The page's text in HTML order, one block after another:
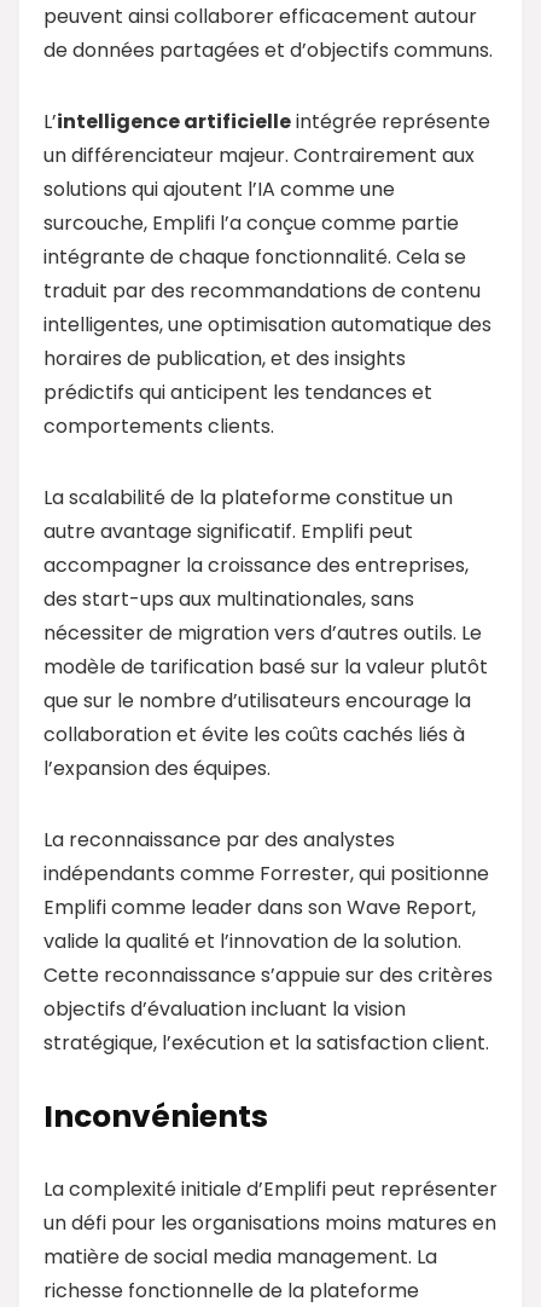
peuvent ainsi collaborer efficacement autour
de données partagées et d’objectifs communs.
L’intelligence artificielleintégrée représente
un différenciateur majeur. Contrairement aux
solutions qui ajoutent l’IA comme une
surcouche, Emplifi l’a conçue comme partie
intégrante de chaque fonctionnalité. Cela se
traduit par des recommandations de contenu
intelligentes, une optimisation automatique des
horaires de publication, et des insights
prédictifs qui anticipent les tendances et
comportements clients.
La scalabilité de la plateforme constitue un
autre avantage significatif. Emplifi peut
accompagner la croissance des entreprises,
des start-ups aux multinationales, sans
nécessiter de migration vers d’autres outils. Le
modèle de tarification basé sur la valeur plutôt
que sur le nombre d’utilisateurs encourage la
collaboration et évite les coûts cachés liés à
l’expansion des équipes.
La reconnaissance par des analystes
indépendants comme Forrester, qui positionne
Emplifi comme leader dans son Wave Report,
valide la qualité et l’innovation de la solution.
Cette reconnaissance s’appuie sur des critères
objectifs d’évaluation incluant la vision
stratégique, l’exécution et la satisfaction client.
Inconvénients
La complexité initiale d’Emplifi peut représenter
un défi pour les organisations moins matures en
matière de social media management. La
richesse fonctionnelle de la plateforme